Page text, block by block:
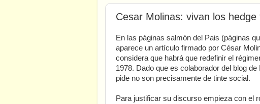
Cesar Molinas: vivan los
En las páginas salmón del Pais (páginas
aparece un artículo firmado por César
considera que habrá que redefinir el
1978. Dado que es colaborador del blog
pide no son precisamente de tinte social.
Para justificar su discurso empieza con el